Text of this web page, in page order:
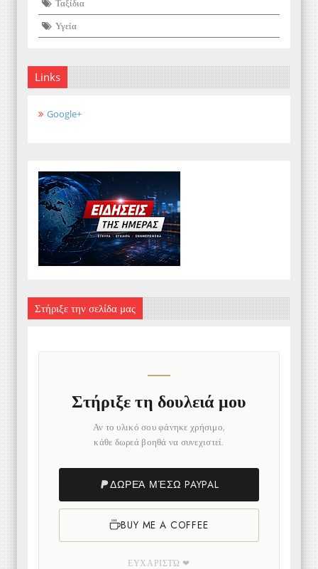
Ταξίδια
Υγεία
Links
Google+
Στήριξε την σελίδα μας
Στήριξε τη δουλειά μου
Αν το υλικό σου φάνηκε χρήσιμο,
κάθε δωρεά βοηθά να συνεχιστεί.
ΔΩΡΕΆ ΜΈΣΩ PAYPAL
BUY ME A COFFEE
ΕΥΧΑΡΙΣΤΏ ❤